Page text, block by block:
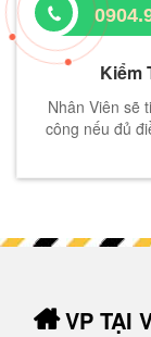
Kiểm
Nhân Viên sẽ
công nếu đủ
VP TẠI